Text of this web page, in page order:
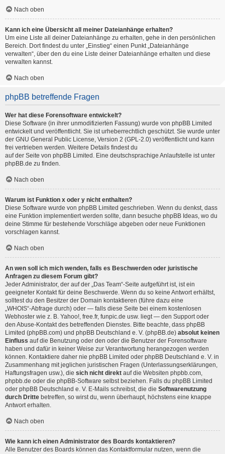
Nach oben
Kann ich eine Übersicht all meiner Dateianhänge erhalten?
Um eine Liste all deiner Dateianhänge zu erhalten, gehe in den persönlichen
Bereich. Dort findest du unter „Einstieg“ einen Punkt „Dateianhänge
verwalten“, über den du eine Liste deiner Dateianhänge erhalten und diese
verwalten kannst.
Nach oben
phpBB betreffende Fragen
Wer hat diese Forensoftware entwickelt?
Diese Software (in ihrer unmodifizierten Fassung) wurde von phpBB Limited
entwickelt und veröffentlicht. Sie ist urheberrechtlich geschützt. Sie wurde unter
der GNU General Public License, Version 2 (GPL-2.0) veröffentlicht und kann
frei vertrieben werden. Weitere Details findest du
auf der Seite von phpBB Limited . Eine deutschsprachige Anlaufstelle ist unter
phpBB.de zu finden.
Nach oben
Warum ist Funktion x oder y nicht enthalten?
Diese Software wurde von phpBB Limited geschrieben. Wenn du denkst, dass
eine Funktion implementiert werden sollte, dann besuche phpBB Ideas, wo du
deine Stimme für bestehende Vorschläge abgeben oder neue Funktionen
vorschlagen kannst.
Nach oben
An wen soll ich mich wenden, falls es Beschwerden oder juristische
Anfragen zu diesem Forum gibt?
Jeder Administrator, der auf der „Das Team“-Seite aufgeführt ist, ist ein
geeigneter Kontakt für deine Beschwerde. Wenn du so keine Antwort erhältst,
solltest du den Besitzer der Domain kontaktieren (führe dazu eine
„WHOIS“-Abfrage durch) oder — falls diese Seite bei einem kostenlosen
Webhoster wie z. B. Yahoo!, free.fr, funpic.de usw. liegt — den Support oder
den Abuse-Kontakt des betreffenden Dienstes. Bitte beachte, dass phpBB
Limited (phpBB.com) und phpBB Deutschland e. V. (phpBB.de) absolut keinen
Einfluss auf die Benutzung oder den oder die Benutzer der Forensoftware
haben und dafür in keiner Weise zur Verantwortung herangezogen werden
können. Kontaktiere daher nie phpBB Limited oder phpBB Deutschland e. V. in
Zusammenhang mit jeglichen juristischen Fragen (Unterlassungserklärungen,
Haftungsfragen usw.), die sich nicht direkt auf die Websiten phpbb.com,
phpbb.de oder die phpBB-Software selbst beziehen. Falls du phpBB Limited
oder phpBB Deutschland e. V. E-Mails schreibst, die die Softwarenutzung
durch Dritte betreffen, so wirst du, wenn überhaupt, höchstens eine knappe
Antwort erhalten.
Nach oben
Wie kann ich einen Administrator des Boards kontaktieren?
Alle Benutzer des Boards können das Kontaktformular nutzen, wenn die